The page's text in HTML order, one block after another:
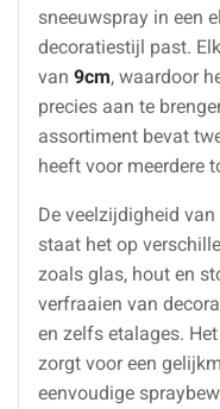
sneeuwspray in een
decoratiestijl past.
van 9cm, waardoor
precies aan te
assortiment bevat
heeft voor meerdere
De veelzijdigheid
staat het op
zoals glas, hout en
verfraaien van
en zelfs etalages.
zorgt voor een
eenvoudige